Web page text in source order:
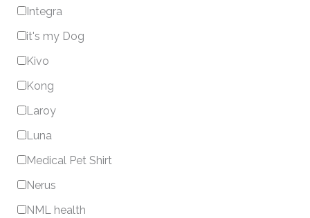
Integra
it's my Dog
Kivo
Kong
Laroy
Luna
Medical Pet Shirt
Nerus
NML health